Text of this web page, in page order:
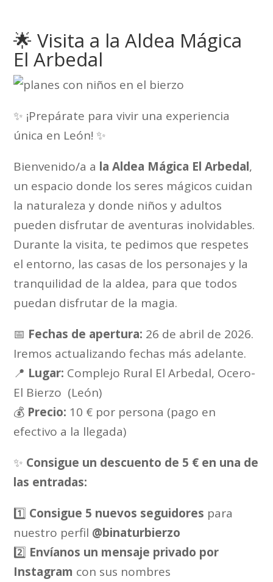
🌟 Visita a la Aldea Mágica
El Arbedal
✨ ¡Prepárate para vivir una experiencia
única en León! ✨
Bienvenido/a a la Aldea Mágica El Arbedal,
un espacio donde los seres mágicos cuidan
la naturaleza y donde niños y adultos
pueden disfrutar de aventuras inolvidables.
Durante la visita, te pedimos que respetes
el entorno, las casas de los personajes y la
tranquilidad de la aldea, para que todos
puedan disfrutar de la magia.
📅 Fechas de apertura: 26 de abril de 2026.
Iremos actualizando fechas más adelante.
📍 Lugar: Complejo Rural El Arbedal, Ocero-
El Bierzo (León)
💰 Precio: 10 € por persona (pago en
efectivo a la llegada)
✨ Consigue un descuento de 5 € en una de
las entradas:
1️⃣ Consigue 5 nuevos seguidores para
nuestro perfil @binaturbierzo
2️⃣ Envíanos un mensaje privado por
Instagram con sus nombres